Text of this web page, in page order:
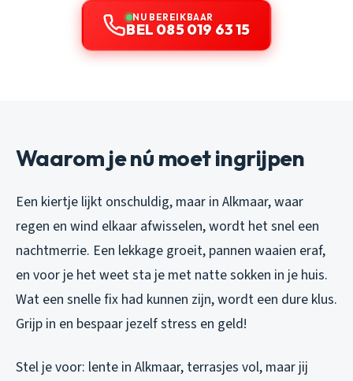
NU BEREIKBAAR
BEL 085 019 63 15
Waarom je nú moet ingrijpen
Een kiertje lijkt onschuldig, maar in Alkmaar, waar
regen en wind elkaar afwisselen, wordt het snel een
nachtmerrie. Een lekkage groeit, pannen waaien eraf,
en voor je het weet sta je met natte sokken in je huis.
Wat een snelle fix had kunnen zijn, wordt een dure klus.
Grijp in en bespaar jezelf stress en geld!
Stel je voor: lente in Alkmaar, terrasjes vol, maar jij